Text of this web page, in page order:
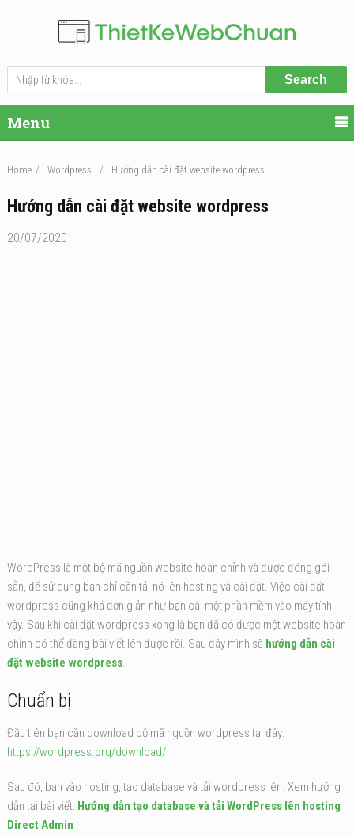
Search
Menu
Home / Wordpress / Hướng dẫn cài đặt website wordpress
Hướng dẫn cài đặt website wordpress
20/07/2020
WordPress là một bộ mã nguồn website hoàn chỉnh và được đóng gói
sẵn, để sử dụng bạn chỉ cần tải nó lên hosting và cài đặt. Việc cài đặt
wordpress cũng khá đơn giản như bạn cài một phần mềm vào máy tính
vậy. Sau khi cài đặt wordpress xong là bạn đã có được một website hoàn
chỉnh có thể đăng bài viết lên được rồi. Sau đây mình sẽ hướng dẫn cài
đặt website wordpress.
Chuẩn bị
Đầu tiên bạn cần download bộ mã nguồn wordpress tại đây:
https://wordpress.org/download/
Sau đó, bạn vào hosting, tạo database và tải wordpress lên. Xem hướng
dẫn tại bài viết: Hướng dẫn tạo database và tải WordPress lên hosting
Direct Admin